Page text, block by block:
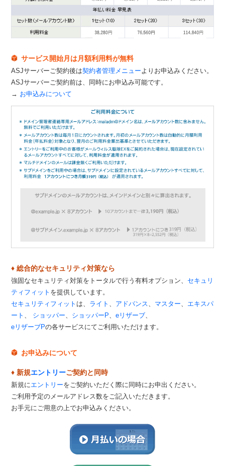
サービス開始月は月額利用料が無料
ASJサーバーご契約後は契約者管理メニューよりお申込みください。
ASJサーバーご契約前は、同時にお申込み可能です。
→ お申込みについて
♦ 総合的なセキュリティ対策なら
強固なセキュリティ対策をトータルで行う有料オプション、 セキュリ
ティフィット を提供しています。
セキュリティフィット は、 ライト 、 アドバンス、 マスター、 エキスパ
ート 、 ショッパー、 ショッパーP、eリザーブ、
eリザーブPの各サービスにてご利用いただけます。
お申込みについて
♦ 新規エントリーご契約と同時
新規にエントリーをご契約いただく際に同時にお申出ください。
ご利用予定のメールアドレス数をご記入いただきます。
お手元にご用意の上でお申込みください。